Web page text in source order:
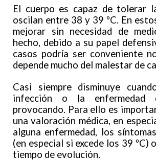
El cuerpo es capaz de tolerar
oscilan entre 38 y 39 ºC. En
mejorar sin necesidad de
hecho, debido a su papel
casos podría ser conveniente
depende mucho del malestar de
Casi siempre disminuye
infección o la
provocando. Para ello es
una valoración médica, en
alguna enfermedad, los
(en especial si excede los 39 ºC)
tiempo de evolución.